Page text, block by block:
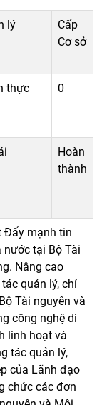
lý
Cấp
Cơ sở
thực
0
Hoàn
thành
Đẩy mạnh tin
nước tại Bộ Tài
Nâng cao
quản lý, chỉ
Tài nguyên và
công nghệ di
linh hoạt và
tác quản lý,
của Lãnh đạo
chức các đơn